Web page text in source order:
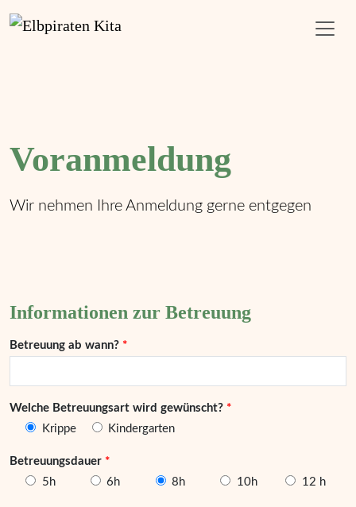
Voranmeldung
Wir nehmen Ihre Anmeldung gerne entgegen
Informationen zur Betreuung
Betreuung ab wann?
Welche Betreuungsart wird gewünscht?
Krippe
Kindergarten
Betreuungsdauer
5h
6h 8h 10h 12 h